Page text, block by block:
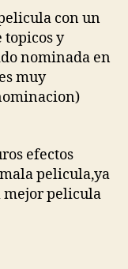
con un
y
nominada en
muy
efectos
pelicula,ya
mejor pelicula